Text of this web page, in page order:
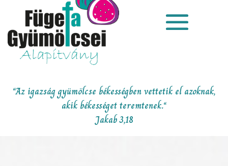
“Az igazság gyümölcse békességben vettetik el azoknak,
akik békességet teremtenek.“
Jakab 3,18